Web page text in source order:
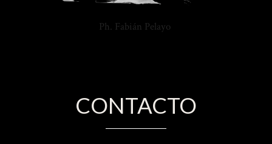
Ph. Fabián Pelayo
CONTACTO